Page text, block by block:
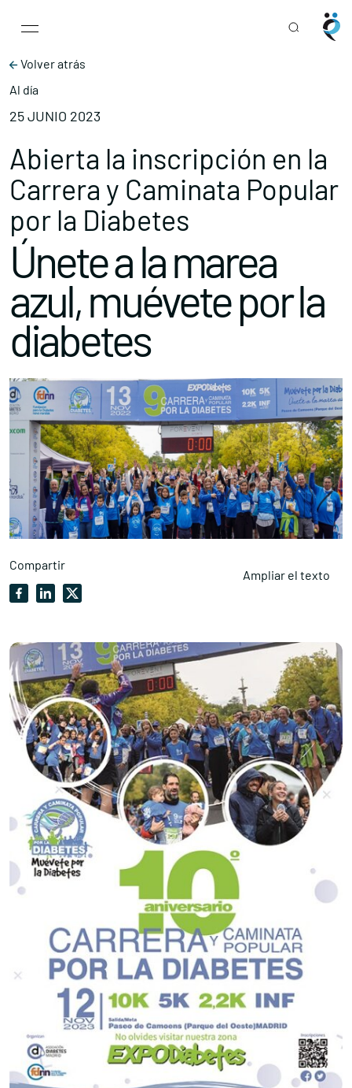
Main Navigation
Volver atrás
Al día
25 JUNIO 2023
Abierta la inscripción en la
Carrera y Caminata Popular
por la Diabetes
Únete a la marea
azul, muévete por la
diabetes
Compartir
Ampliar el texto